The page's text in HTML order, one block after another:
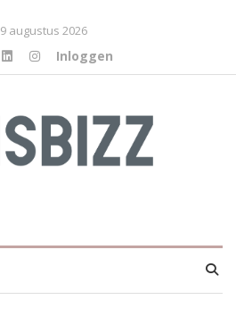
9 augustus 2026
Inloggen